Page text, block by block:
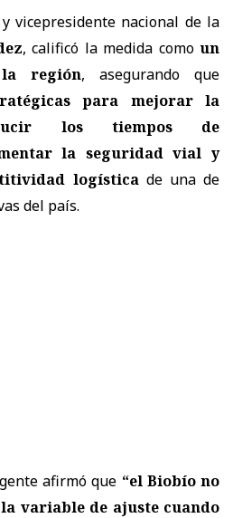
vicepresidente nacional de la
, calificó la medida comoun
región, asegurando que
para mejorar la
los tiempos de
la seguridad vial y
logísticade una de
del país.
afirmó que “el Biobío no
variable de ajuste cuando